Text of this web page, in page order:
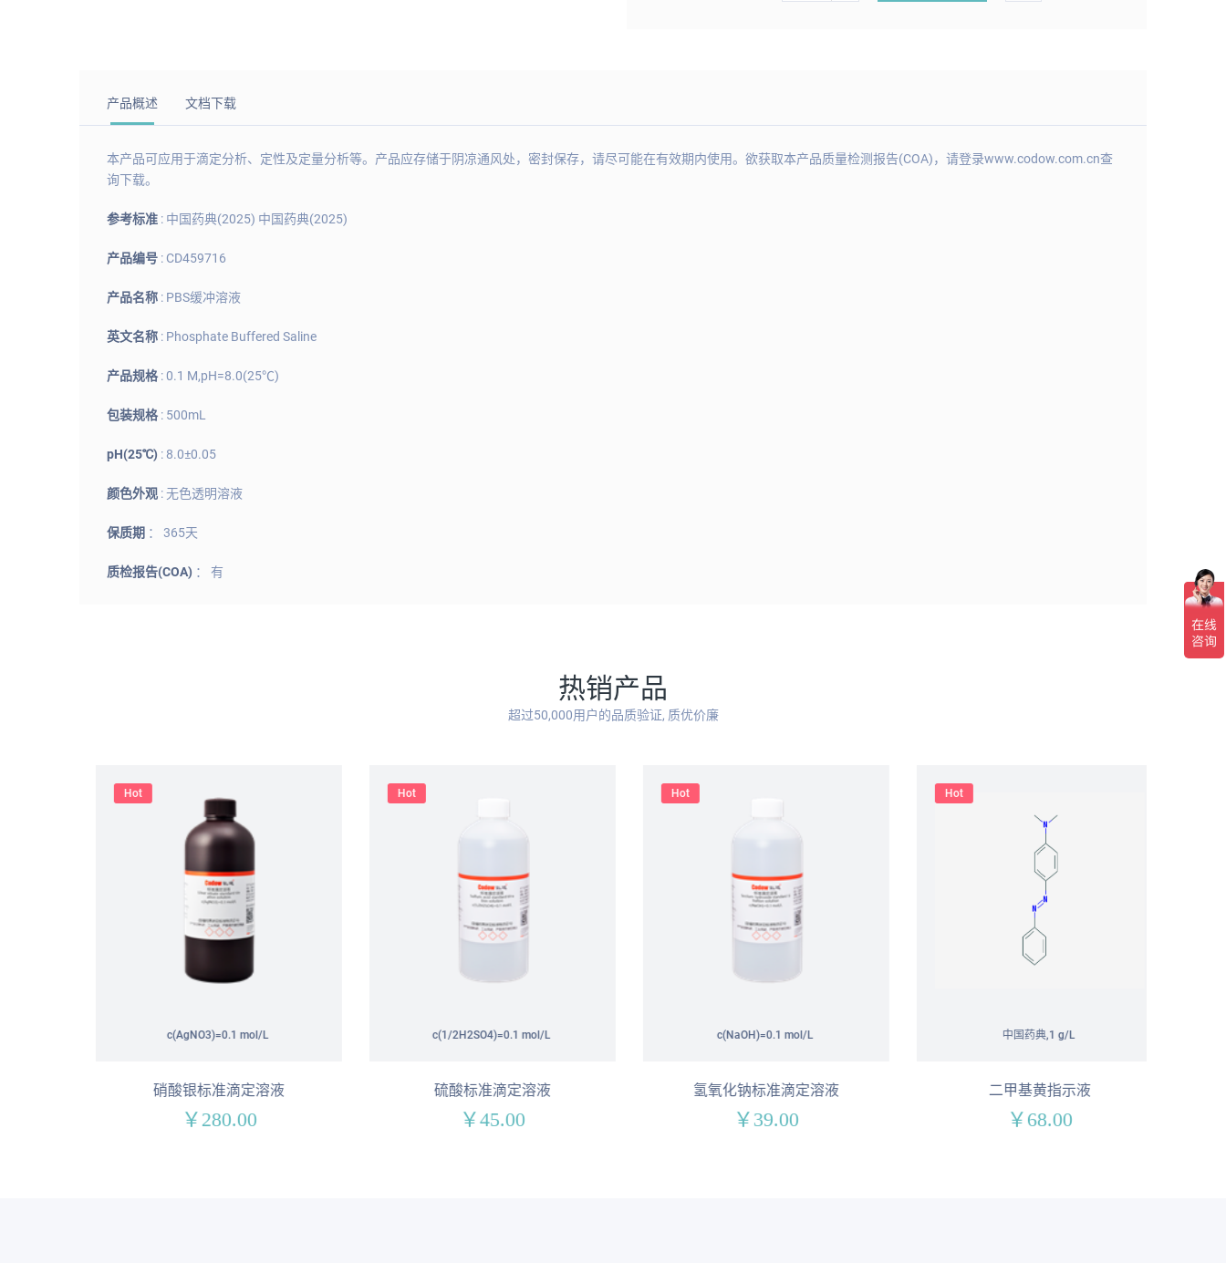
产品概述 文档下载
本产品可应用于滴定分析、定性及定量分析等。产品应存储于阴凉通风处，密封保存，请尽可能在有效期内使用。欲获取本产品质量检测报告(COA)，请登录www.codow.com.cn查
询下载。
参考标准 : 中国药典(2025) 中国药典(2025)
产品编号 : CD459716
产品名称 : PBS缓冲溶液
英文名称 : Phosphate Buffered Saline
产品规格 : 0.1 M,pH=8.0(25℃)
包装规格 : 500mL
pH(25℃) : 8.0±0.05
颜色外观 : 无色透明溶液
保质期 ： 365天
质检报告(COA) ： 有
热销产品
超过50,000用户的品质验证, 质优价廉
c(AgNO3)=0.1 mol/L
硝酸银标准滴定溶液
￥280.00
c(1/2H2SO4)=0.1 mol/L
硫酸标准滴定溶液
￥45.00
c(NaOH)=0.1 mol/L
氢氧化钠标准滴定溶液
￥39.00
中国药典,1 g/L
二甲基黄指示液
￥68.00